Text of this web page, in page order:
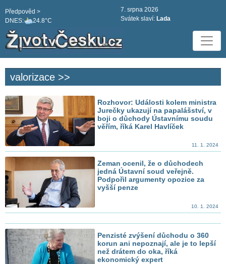
DNES: 24.8°C
Předpověd >
7. srpna 2026
Svátek slaví: Lada
valorizace >>
Rozhovor: Události kolem ministra
Jurečky ukazují na papalášství, v
boji o důchody Ústavnímu soudu
věřím, říká Karel Havlíček
11. 1. 2024
Zeman ocenil, že o důchodech
jedná Ústavní soud veřejně.
Podpořil argumenty opozice za
vyšší penze
10. 1. 2024
Penzisté zvýšení důchodu o 360
korun ani nepoznají, ale je to lepší
než drátem do oka, říká
ekonomický expert